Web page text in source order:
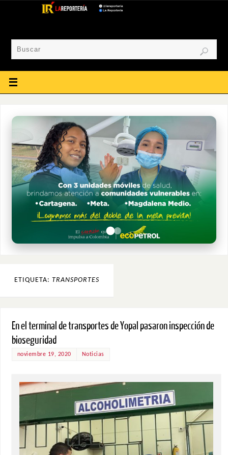
ETIQUETA: TRANSPORTES
En el terminal de transportes de Yopal pasaron inspección de
bioseguridad
noviembre 19, 2020 Noticias